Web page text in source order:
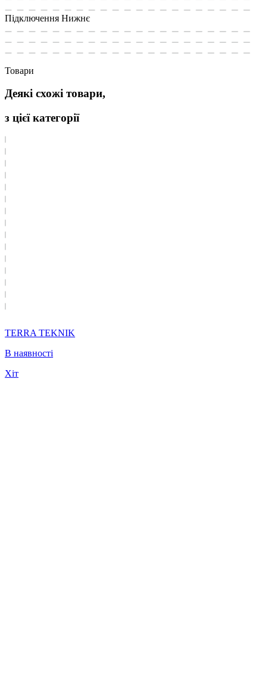
Підключення Нижнє
Товари
Деякі схожі товари,
з цієї категорії
TERRA TEKNIK
В наявності
Хіт